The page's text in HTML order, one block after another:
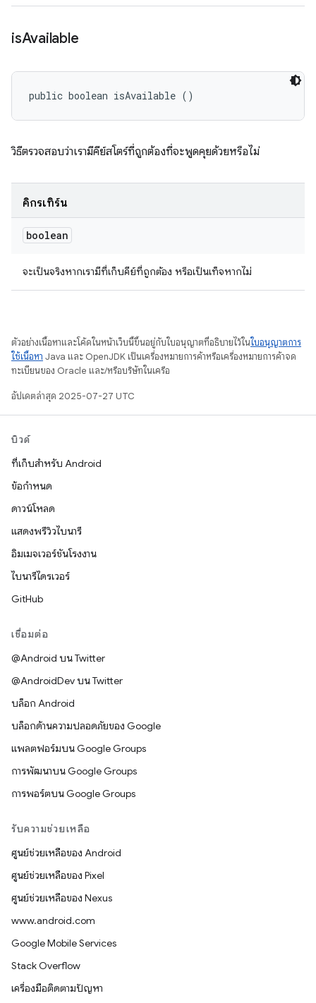
isAvailable
public boolean isAvailable ()
วิธีตรวจสอบว่าเรามีคีย์สโตร์ที่ถูกต้องที่จะพูดคุยด้วยหรือไม่
คิกรีเทิร์น
boolean
จะเป็นจริงหากเรามีที่เก็บคีย์ที่ถูกต้อง หรือเป็นเท็จหากไม่
ตัวอย่างเนื้อหาและโค้ดในหน้าเว็บนี้ขึ้นอยู่กับใบอนุญาตที่อธิบายไว้ในใบอนุญาตการ
ใช้เนื้อหา Java และ OpenJDK เป็นเครื่องหมายการค้าหรือเครื่องหมายการค้าจด
ทะเบียนของ Oracle และ/หรือบริษัทในเครือ
อัปเดตล่าสุด 2025-07-27 UTC
บิวด์
ที่เก็บสำหรับ Android
ข้อกำหนด
ดาวน์โหลด
แสดงพรีวิวไบนารี
อิมเมจเวอร์ชันโรงงาน
ไบนารีไดรเวอร์
GitHub
เชื่อมต่อ
@Android บน Twitter
@AndroidDev บน Twitter
บล็อก Android
บล็อกด้านความปลอดภัยของ Google
แพลตฟอร์มบน Google Groups
การพัฒนาบน Google Groups
การพอร์ตบน Google Groups
รับความช่วยเหลือ
ศูนย์ช่วยเหลือของ Android
ศูนย์ช่วยเหลือของ Pixel
ศูนย์ช่วยเหลือของ Nexus
www.android.com
Google Mobile Services
Stack Overflow
เครื่องมือติดตามปัญหา